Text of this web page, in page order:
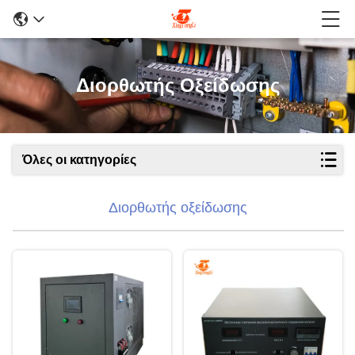
Διορθωτής Οξείδωσης
Όλες οι κατηγορίες
Διορθωτής οξείδωσης